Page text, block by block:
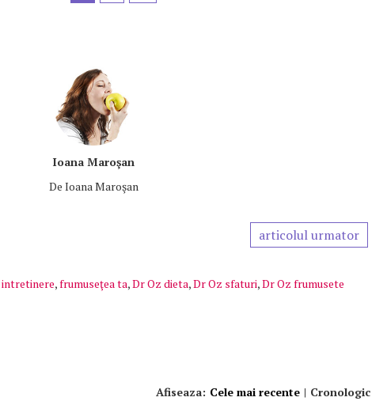
Ioana Maroşan
De Ioana Maroşan
articolul urmator
intretinere,frumuseţea ta,Dr Oz dieta,Dr Oz sfaturi,Dr Oz frumusete
Afiseaza: Cele mai recente | Cronologic